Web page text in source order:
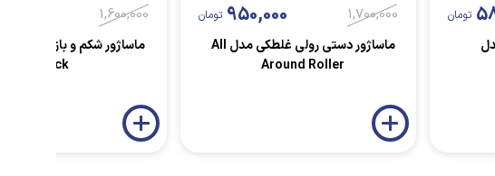
تومان 1,700,000
950,000 تومان
ماساژور دستی رولی غلطکی مدل All
Around Roller
1,600,000
pack